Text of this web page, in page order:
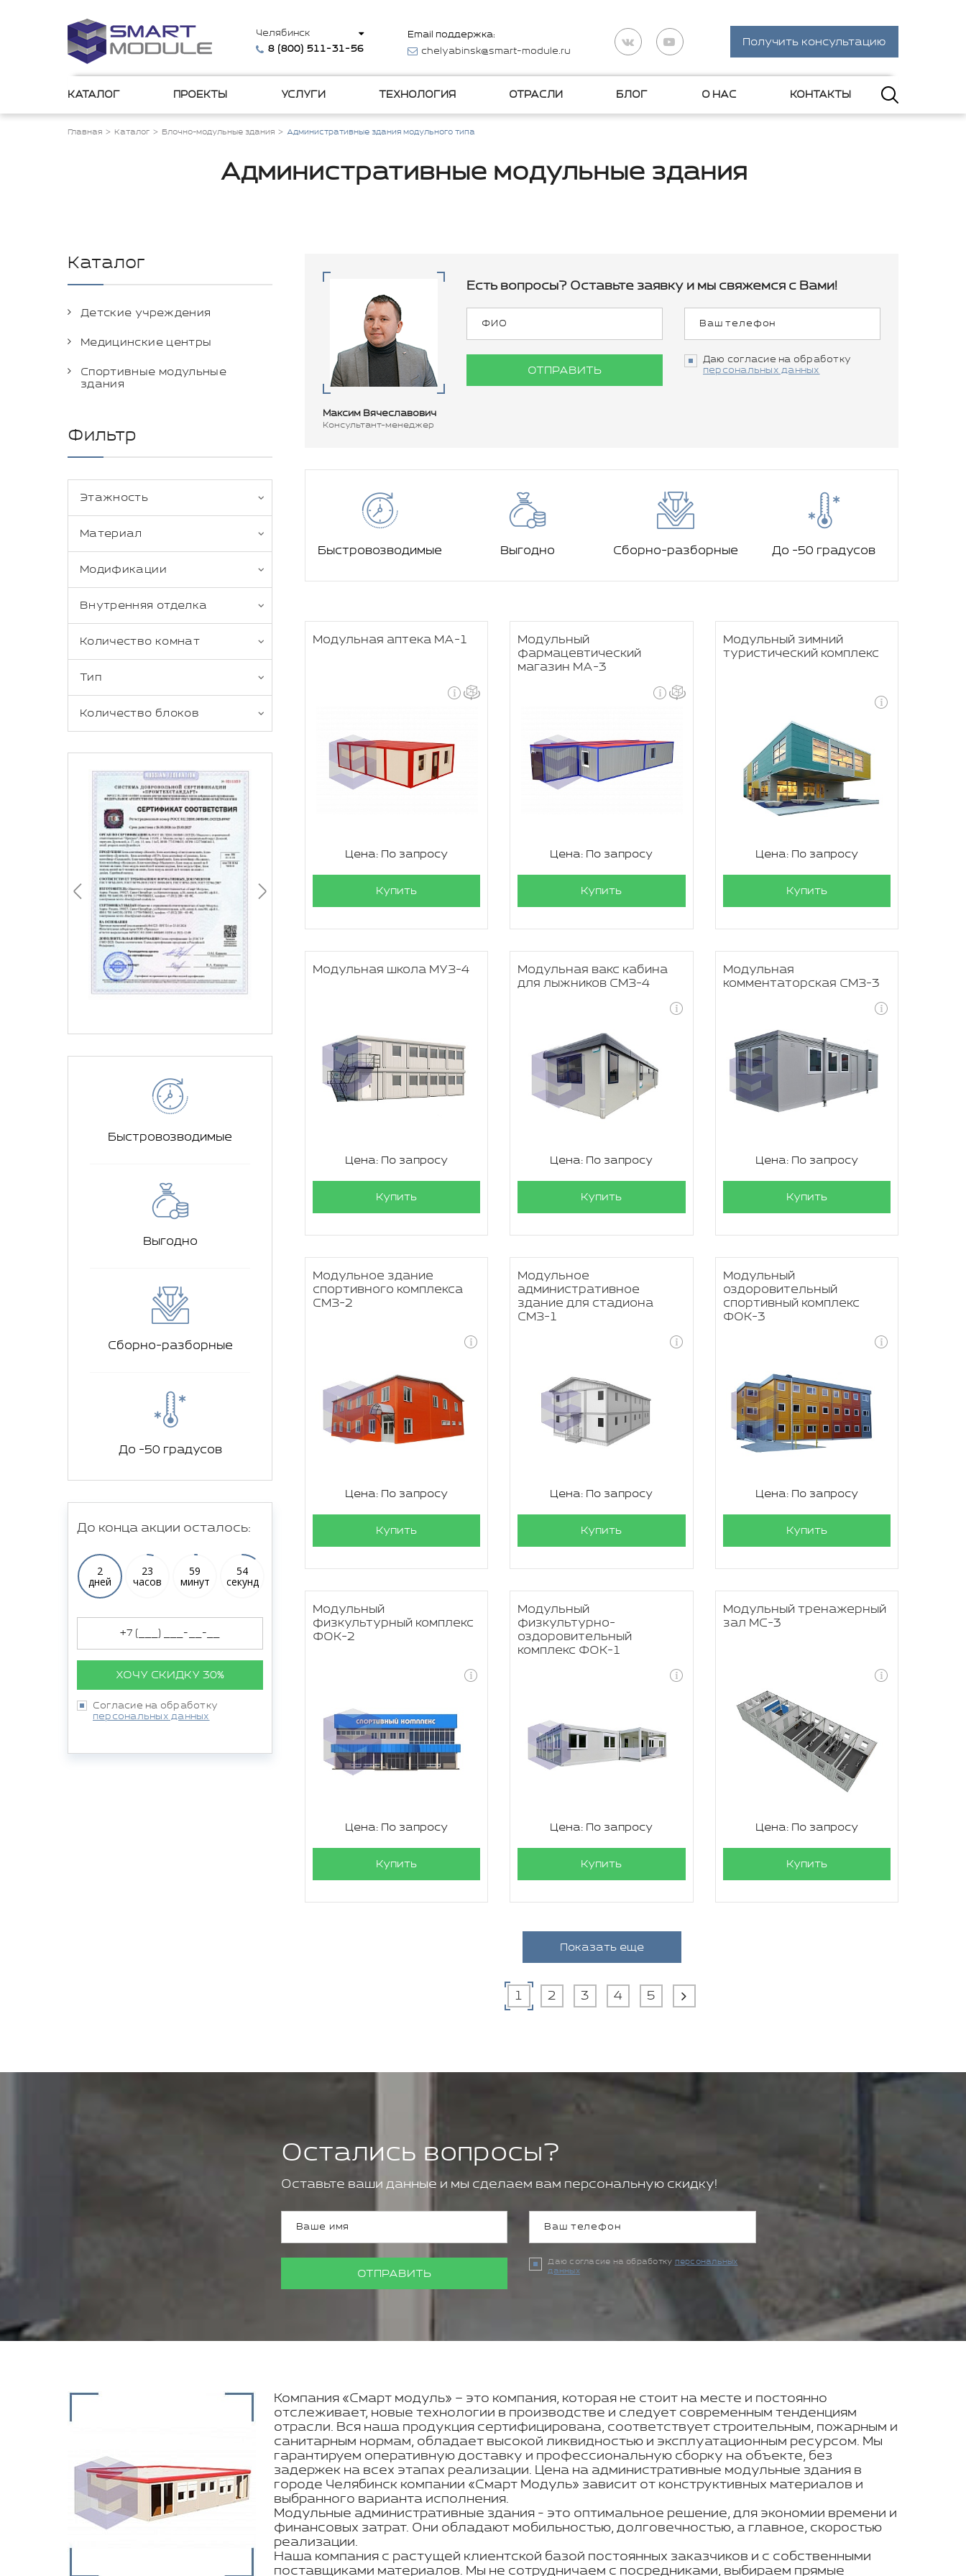
Челябинск
8 (800) 511-31-56
Email поддержка:
chelyabinsk@smart-module.ru
Получить консультацию
КАТАЛОГ ПРОЕКТЫ УСЛУГИ ТЕХНОЛОГИЯ ОТРАСЛИ БЛОГ О НАС КОНТАКТЫ
Главная Каталог Блочно-модульные здания Административные здания модульного типа
Административные модульные здания
Каталог
Детские учреждения
Медицинские центры
Спортивные модульные
здания
Фильтр
Этажность
Материал
Модификации
Внутренняя отделка
Количество комнат
Тип
Количество блоков
Быстровозводимые
Выгодно
Сборно-разборные
До -50 градусов
До конца акции осталось:
2
дней
23
часов
59
минут
53
секунд
ХОЧУ СКИДКУ 30%
Согласие на обработку
персональных данных
Максим Вячеславович
Консультант-менеджер
Есть вопросы? Оставьте заявку и мы свяжемся с Вами!
ОТПРАВИТЬ
Даю согласие на обработку
персональных данных
Быстровозводимые Выгодно Сборно-разборные До -50 градусов
Модульная аптека МА-1
Цена: По запросу
Купить
Модульный
фармацевтический
магазин МА-3
Цена: По запросу
Купить
Модульный зимний
туристический комплекс
Цена: По запросу
Купить
Модульная школа МУЗ-4
Цена: По запросу
Купить
Модульная вакс кабина
для лыжников СМЗ-4
Цена: По запросу
Купить
Модульная
комментаторская СМЗ-3
Цена: По запросу
Купить
Модульное здание
спортивного комплекса
СМЗ-2
Цена: По запросу
Купить
Модульное
административное
здание для стадиона
СМЗ-1
Цена: По запросу
Купить
Модульный
оздоровительный
спортивный комплекс
ФОК-3
Цена: По запросу
Купить
Модульный
физкультурный комплекс
ФОК-2
Цена: По запросу
Купить
Модульный
физкультурно-
оздоровительный
комплекс ФОК-1
Цена: По запросу
Купить
Модульный тренажерный
зал МС-3
Цена: По запросу
Купить
Показать еще
1 2 3 4 5
Остались вопросы?
Оставьте ваши данные и мы сделаем вам персональную скидку!
ОТПРАВИТЬ
Даю согласие на обработку персональных
данных
Компания «Смарт модуль» – это компания, которая не стоит на месте и постоянно
отслеживает, новые технологии в производстве и следует современным тенденциям
отрасли. Вся наша продукция сертифицирована, соответствует строительным, пожарным и
санитарным нормам, обладает высокой ликвидностью и эксплуатационным ресурсом. Мы
гарантируем оперативную доставку и профессиональную сборку на объекте, без
задержек на всех этапах реализации. Цена на административные модульные здания в
городе Челябинск компании «Смарт Модуль» зависит от конструктивных материалов и
выбранного варианта исполнения.
Модульные административные здания - это оптимальное решение, для экономии времени и
финансовых затрат. Они обладают мобильностью, долговечностью, а главное, скоростью
реализации.
Наша компания с растущей клиентской базой постоянных заказчиков и с собственными
поставщиками материалов. Мы не сотрудничаем с посредниками, выбираем прямые